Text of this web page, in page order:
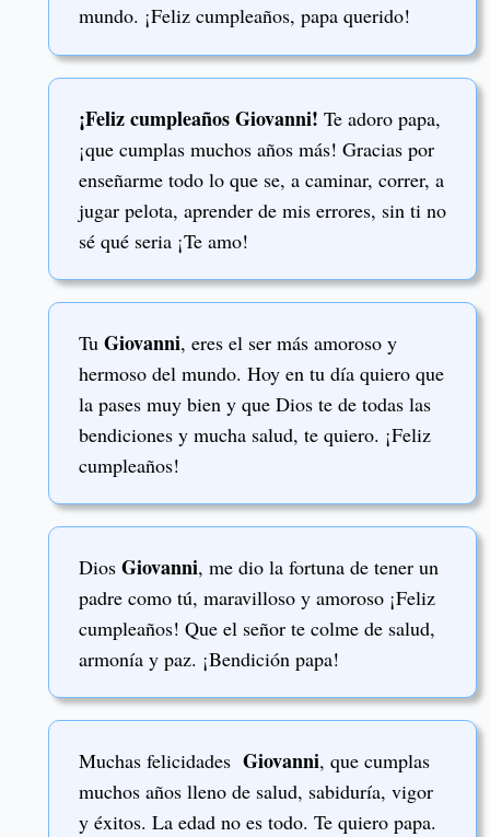
mundo. ¡Feliz cumpleaños, papa querido!
¡Feliz cumpleaños Giovanni! Te adoro papa,
¡que cumplas muchos años más! Gracias por
enseñarme todo lo que se, a caminar, correr, a
jugar pelota, aprender de mis errores, sin ti no
sé qué seria ¡Te amo!
Tu Giovanni, eres el ser más amoroso y
hermoso del mundo. Hoy en tu día quiero que
la pases muy bien y que Dios te de todas las
bendiciones y mucha salud, te quiero. ¡Feliz
cumpleaños!
Dios Giovanni, me dio la fortuna de tener un
padre como tú, maravilloso y amoroso ¡Feliz
cumpleaños! Que el señor te colme de salud,
armonía y paz. ¡Bendición papa!
Muchas felicidades Giovanni, que cumplas
muchos años lleno de salud, sabiduría, vigor
y éxitos. La edad no es todo. Te quiero papa.